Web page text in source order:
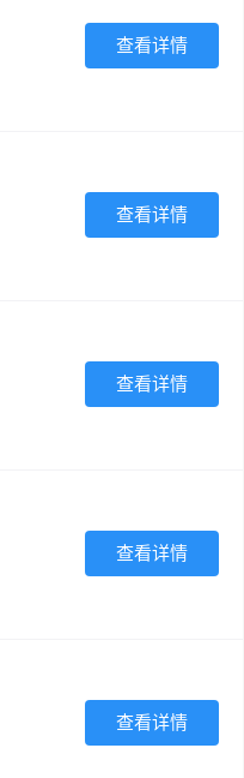
查看详情
查看详情
查看详情
查看详情
查看详情